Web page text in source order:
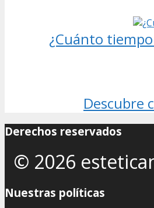
¿Cuánto
Descubre
Derechos reservados
© 2026
Nuestras políticas